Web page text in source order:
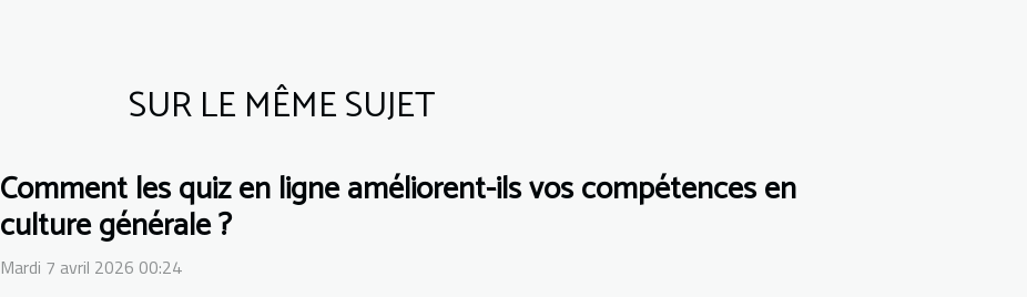
SUR LE MÊME SUJET
Comment les quiz en ligne améliorent-ils vos compétences en
culture générale ?
Mardi 7 avril 2026 00:24